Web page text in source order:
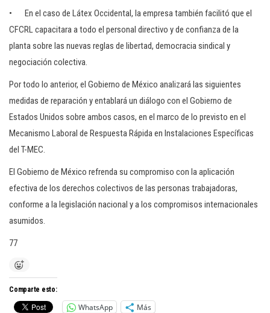
• En el caso de Látex Occidental, la empresa también facilitó que el
CFCRL capacitara a todo el personal directivo y de confianza de la
planta sobre las nuevas reglas de libertad, democracia sindical y
negociación colectiva.
Por todo lo anterior, el Gobierno de México analizará las siguientes
medidas de reparación y entablará un diálogo con el Gobierno de
Estados Unidos sobre ambos casos, en el marco de lo previsto en el
Mecanismo Laboral de Respuesta Rápida en Instalaciones Específicas
del T-MEC.
El Gobierno de México refrenda su compromiso con la aplicación
efectiva de los derechos colectivos de las personas trabajadoras,
conforme a la legislación nacional y a los compromisos internacionales
asumidos.
77
Comparte esto:
WhatsApp Más